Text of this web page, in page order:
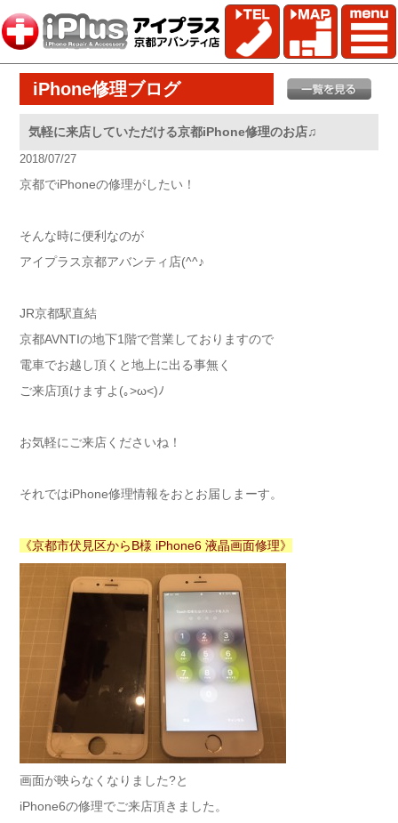
iPhone修理ブログ
気軽に来店していただける京都iPhone修理のお店♫
2018/07/27
京都でiPhoneの修理がしたい！
そんな時に便利なのが
アイプラス京都アバンティ店(^^♪
JR京都駅直結
京都AVNTIの地下1階で営業しておりますので
電車でお越し頂くと地上に出る事無く
ご来店頂けますよ(｡>ω<)ﾉ
お気軽にご来店くださいね！
それではiPhone修理情報をおとお届しまーす。
《京都市伏見区からB様 iPhone6 液晶画面修理》
画面が映らなくなりました?と
iPhone6の修理でご来店頂きました。